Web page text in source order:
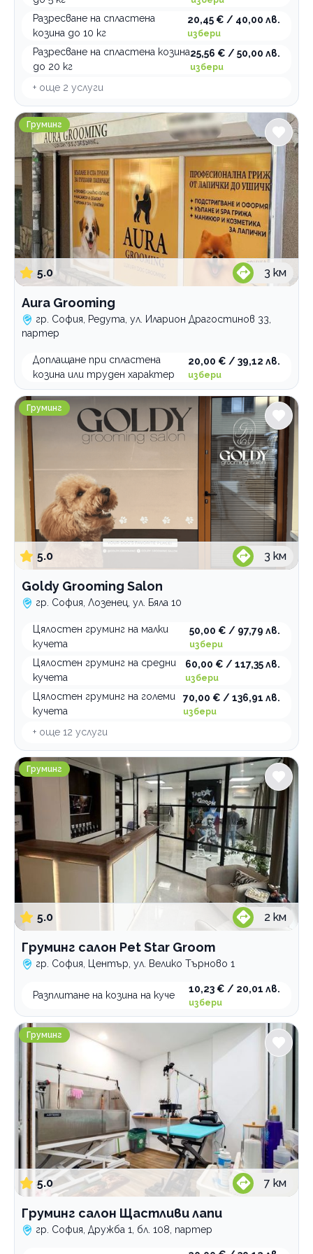
Разресване на спластена
козина до 10 кг
20,45 € / 40,00 лв.
избери
Разресване на спластена козина
до 20 кг
25,56 € / 50,00 лв.
избери
+ още 2 услуги
Aura Grooming
Груминг
5.0 3 км
Aura Grooming
гр. София, Редута, ул. Иларион Драгостинов 33,
партер
Доплащане при спластена
козина или труден характер
20,00 € / 39,12 лв.
избери
Goldy Grooming Salon
Груминг
5.0 3 км
Goldy Grooming Salon
гр. София, Лозенец, ул. Бяла 10
Цялостен груминг на малки
кучета
50,00 € / 97,79 лв.
избери
Цялостен груминг на средни
кучета
60,00 € / 117,35 лв.
избери
Цялостен груминг на големи
кучета
70,00 € / 136,91 лв.
избери
+ още 12 услуги
Груминг салон Pet Star Groom
Груминг
5.0 2 км
Груминг салон Pet Star Groom
гр. София, Център, ул. Велико Търново 1
Разплитане на козина на куче
10,23 € / 20,01 лв.
избери
Груминг салон Щастливи лапи
Груминг
5.0 7 км
Груминг салон Щастливи лапи
гр. София, Дружба 1, бл. 108, партер